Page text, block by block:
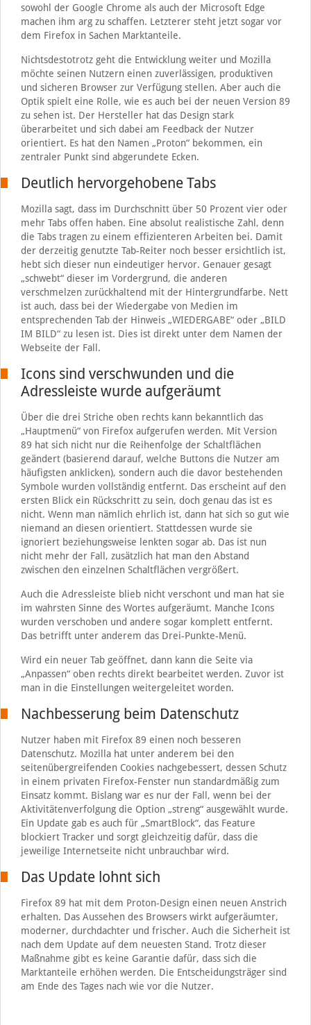
sowohl der Google Chrome als auch der Microsoft Edge
machen ihm arg zu schaffen. Letzterer steht jetzt sogar vor
dem Firefox in Sachen Marktanteile.
Nichtsdestotrotz geht die Entwicklung weiter und Mozilla
möchte seinen Nutzern einen zuverlässigen, produktiven
und sicheren Browser zur Verfügung stellen. Aber auch die
Optik spielt eine Rolle, wie es auch bei der neuen Version 89
zu sehen ist. Der Hersteller hat das Design stark
überarbeitet und sich dabei am Feedback der Nutzer
orientiert. Es hat den Namen „Proton“ bekommen, ein
zentraler Punkt sind abgerundete Ecken.
Deutlich hervorgehobene Tabs
Mozilla sagt, dass im Durchschnitt über 50 Prozent vier oder
mehr Tabs offen haben. Eine absolut realistische Zahl, denn
die Tabs tragen zu einem effizienteren Arbeiten bei. Damit
der derzeitig genutzte Tab-Reiter noch besser ersichtlich ist,
hebt sich dieser nun eindeutiger hervor. Genauer gesagt
„schwebt“ dieser im Vordergrund, die anderen
verschmelzen zurückhaltend mit der Hintergrundfarbe. Nett
ist auch, dass bei der Wiedergabe von Medien im
entsprechenden Tab der Hinweis „WIEDERGABE“ oder „BILD
IM BILD“ zu lesen ist. Dies ist direkt unter dem Namen der
Webseite der Fall.
Icons sind verschwunden und die
Adressleiste wurde aufgeräumt
Über die drei Striche oben rechts kann bekanntlich das
„Hauptmenü“ von Firefox aufgerufen werden. Mit Version
89 hat sich nicht nur die Reihenfolge der Schaltflächen
geändert (basierend darauf, welche Buttons die Nutzer am
häufigsten anklicken), sondern auch die davor bestehenden
Symbole wurden vollständig entfernt. Das erscheint auf den
ersten Blick ein Rückschritt zu sein, doch genau das ist es
nicht. Wenn man nämlich ehrlich ist, dann hat sich so gut wie
niemand an diesen orientiert. Stattdessen wurde sie
ignoriert beziehungsweise lenkten sogar ab. Das ist nun
nicht mehr der Fall, zusätzlich hat man den Abstand
zwischen den einzelnen Schaltflächen vergrößert.
Auch die Adressleiste blieb nicht verschont und man hat sie
im wahrsten Sinne des Wortes aufgeräumt. Manche Icons
wurden verschoben und andere sogar komplett entfernt.
Das betrifft unter anderem das Drei-Punkte-Menü.
Wird ein neuer Tab geöffnet, dann kann die Seite via
„Anpassen“ oben rechts direkt bearbeitet werden. Zuvor ist
man in die Einstellungen weitergeleitet worden.
Nachbesserung beim Datenschutz
Nutzer haben mit Firefox 89 einen noch besseren
Datenschutz. Mozilla hat unter anderem bei den
seitenübergreifenden Cookies nachgebessert, dessen Schutz
in einem privaten Firefox-Fenster nun standardmäßig zum
Einsatz kommt. Bislang war es nur der Fall, wenn bei der
Aktivitätenverfolgung die Option „streng“ ausgewählt wurde.
Ein Update gab es auch für „SmartBlock“, das Feature
blockiert Tracker und sorgt gleichzeitig dafür, dass die
jeweilige Internetseite nicht unbrauchbar wird.
Das Update lohnt sich
Firefox 89 hat mit dem Proton-Design einen neuen Anstrich
erhalten. Das Aussehen des Browsers wirkt aufgeräumter,
moderner, durchdachter und frischer. Auch die Sicherheit ist
nach dem Update auf dem neuesten Stand. Trotz dieser
Maßnahme gibt es keine Garantie dafür, dass sich die
Marktanteile erhöhen werden. Die Entscheidungsträger sind
am Ende des Tages nach wie vor die Nutzer.